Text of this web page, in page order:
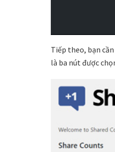
Tiếp theo, bạn
là ba nút được